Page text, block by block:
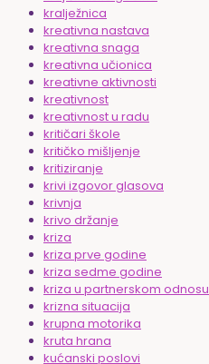
kralježnica
kreativna nastava
kreativna snaga
kreativna učionica
kreativne aktivnosti
kreativnost
kreativnost u radu
kritičari škole
kritičko mišljenje
kritiziranje
krivi izgovor glasova
krivnja
krivo držanje
kriza
kriza prve godine
kriza sedme godine
kriza u partnerskom odnosu
krizna situacija
krupna motorika
kruta hrana
kućanski poslovi